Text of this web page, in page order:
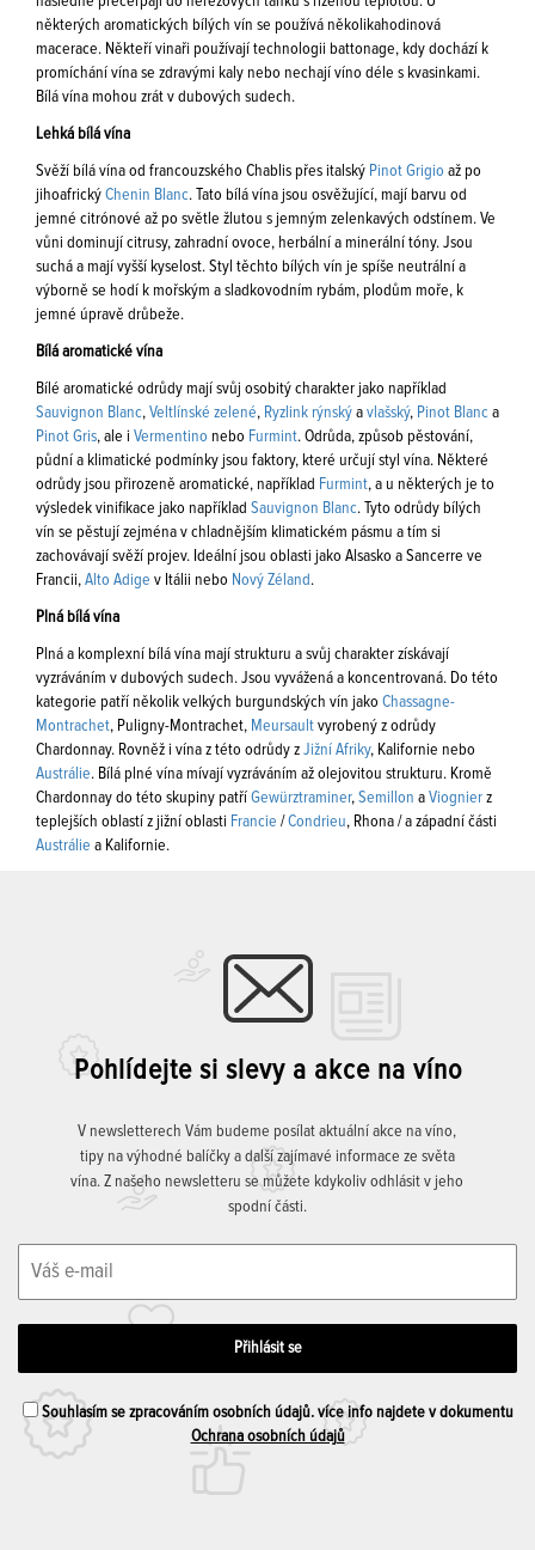
některých aromatických bílých vín se používá několikahodinová
macerace. Někteří vinaři používají technologii battonage, kdy dochází k
promíchání vína se zdravými kaly nebo nechají víno déle s kvasinkami.
Bílá vína mohou zrát v dubových sudech.
Lehká bílá vína
Svěží bílá vína od francouzského Chablis přes italský Pinot Grigio až po
jihoafrický Chenin Blanc. Tato bílá vína jsou osvěžující, mají barvu od
jemné citrónové až po světle žlutou s jemným zelenkavých odstínem. Ve
vůni dominují citrusy, zahradní ovoce, herbální a minerální tóny. Jsou
suchá a mají vyšší kyselost. Styl těchto bílých vín je spíše neutrální a
výborně se hodí k mořským a sladkovodním rybám, plodům moře, k
jemné úpravě drůbeže.
Bílá aromatické vína
Bílé aromatické odrůdy mají svůj osobitý charakter jako například
Sauvignon Blanc, Veltlínské zelené, Ryzlink rýnský a vlašský, Pinot Blanc a
Pinot Gris, ale i Vermentino nebo Furmint. Odrůda, způsob pěstování,
půdní a klimatické podmínky jsou faktory, které určují styl vína. Některé
odrůdy jsou přirozeně aromatické, například Furmint, a u některých je to
výsledek vinifikace jako například Sauvignon Blanc. Tyto odrůdy bílých
vín se pěstují zejména v chladnějším klimatickém pásmu a tím si
zachovávají svěží projev. Ideální jsou oblasti jako Alsasko a Sancerre ve
Francii, Alto Adige v Itálii nebo Nový Zéland .
Plná bílá vína
Plná a komplexní bílá vína mají strukturu a svůj charakter získávají
vyzráváním v dubových sudech. Jsou vyvážená a koncentrovaná. Do této
kategorie patří několik velkých burgundských vín jako Chassagne-
Montrachet, Puligny-Montrachet, Meursault vyrobený z odrůdy
Chardonnay. Rovněž i vína z této odrůdy z Jižní Afriky, Kalifornie nebo
Austrálie. Bílá plné vína mívají vyzráváním až olejovitou strukturu. Kromě
Chardonnay do této skupiny patří Gewürztraminer, Semillon a Viognier z
teplejších oblastí z jižní oblasti Francie / Condrieu, Rhona / a západní části
Austrálie a Kalifornie.
Pohlídejte si slevy a akce na víno
V newsletterech Vám budeme posílat aktuální akce na víno,
tipy na výhodné balíčky a další zajímavé informace ze světa
vína. Z našeho newsletteru se můžete kdykoliv odhlásit v jeho
spodní části.
Souhlasím se zpracováním osobních údajů. více info najdete v dokumentu
Ochrana osobních údajů